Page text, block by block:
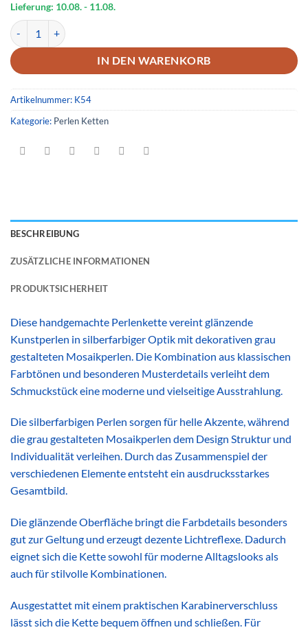
Lieferung: 10.08.- 11.08.
Handgemachte Perlenkette Silberfarbig Grau Mosaik mit
IN DEN WARENKORB
Artikelnummer: K54
Kategorie: Perlen Ketten
BESCHREIBUNG
ZUSÄTZLICHE INFORMATIONEN
PRODUKTSICHERHEIT
Diese handgemachte Perlenkette vereint glänzende
Kunstperlen in silberfarbiger Optik mit dekorativen grau
gestalteten Mosaikperlen. Die Kombination aus klassischen
Farbtönen und besonderen Musterdetails verleiht dem
Schmuckstück eine moderne und vielseitige Ausstrahlung.
Die silberfarbigen Perlen sorgen für helle Akzente, während
die grau gestalteten Mosaikperlen dem Design Struktur und
Individualität verleihen. Durch das Zusammenspiel der
verschiedenen Elemente entsteht ein ausdrucksstarkes
Gesamtbild.
Die glänzende Oberfläche bringt die Farbdetails besonders
gut zur Geltung und erzeugt dezente Lichtreflexe. Dadurch
eignet sich die Kette sowohl für moderne Alltagslooks als
auch für stilvolle Kombinationen.
Ausgestattet mit einem praktischen Karabinerverschluss
lässt sich die Kette bequem öffnen und schließen. Für